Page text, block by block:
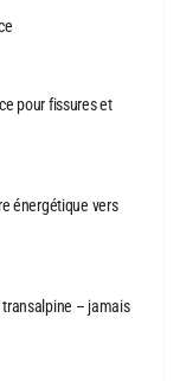
pour fissures et
énergétique vers
– jamais